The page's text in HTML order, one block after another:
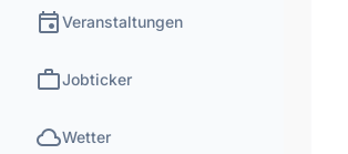
eventVeranstaltungen
workJobticker
cloudWetter